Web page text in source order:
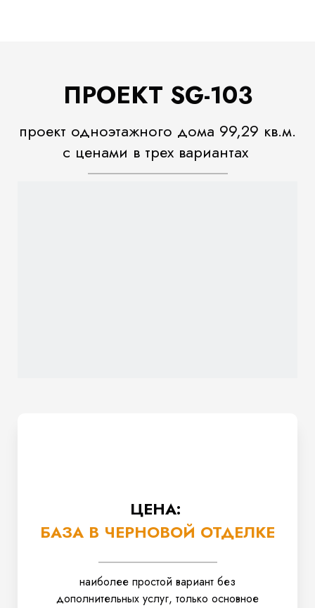
ПРОЕКТ SG-103
проект одноэтажного дома 99,29 кв.м.
с ценами в трех вариантах
ЦЕНА:
БАЗА В ЧЕРНОВОЙ ОТДЕЛКЕ
наиболее простой вариант без
дополнительных услуг, только основное